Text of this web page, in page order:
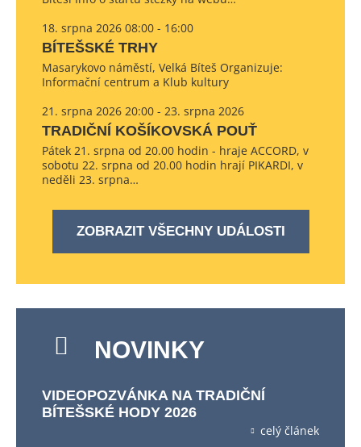
18. srpna 2026 08:00 - 16:00
BÍTEŠSKÉ TRHY
Masarykovo náměstí, Velká Bíteš Organizuje:
Informační centrum a Klub kultury
21. srpna 2026 20:00 - 23. srpna 2026
TRADIČNÍ KOŠÍKOVSKÁ POUŤ
Pátek 21. srpna od 20.00 hodin - hraje ACCORD, v
sobotu 22. srpna od 20.00 hodin hrají PIKARDI, v
neděli 23. srpna…
ZOBRAZIT VŠECHNY UDÁLOSTI
NOVINKY
VIDEOPOZVÁNKA NA TRADIČNÍ
BÍTEŠSKÉ HODY 2026
celý článek